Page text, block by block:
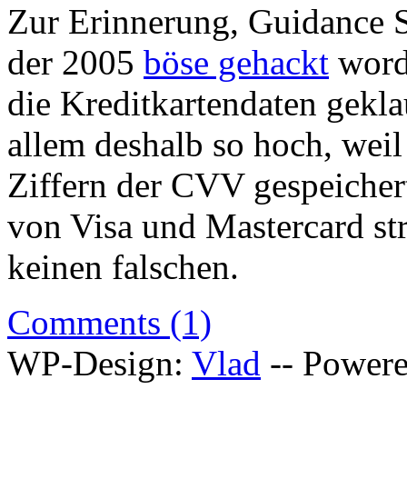
Zur Erinnerung, Guidance
der 2005 böse gehackt
die Kreditkartendaten
allem deshalb so hoch,
Ziffern der CVV
von Visa und Mastercard
keinen falschen.
Comments (1)
WP-Design: Vlad --